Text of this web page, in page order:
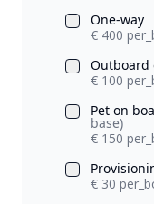
One-way
€ 400
Outboard
€ 100
Pet on
base)
€ 150
€ 30